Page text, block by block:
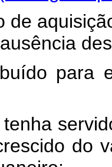
de
para
do